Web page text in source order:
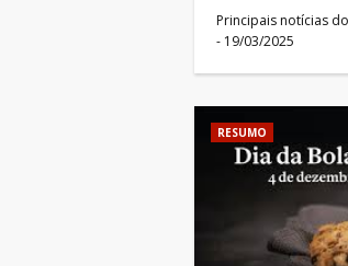
Principais notícias
- 19/03/2025
RESUMO